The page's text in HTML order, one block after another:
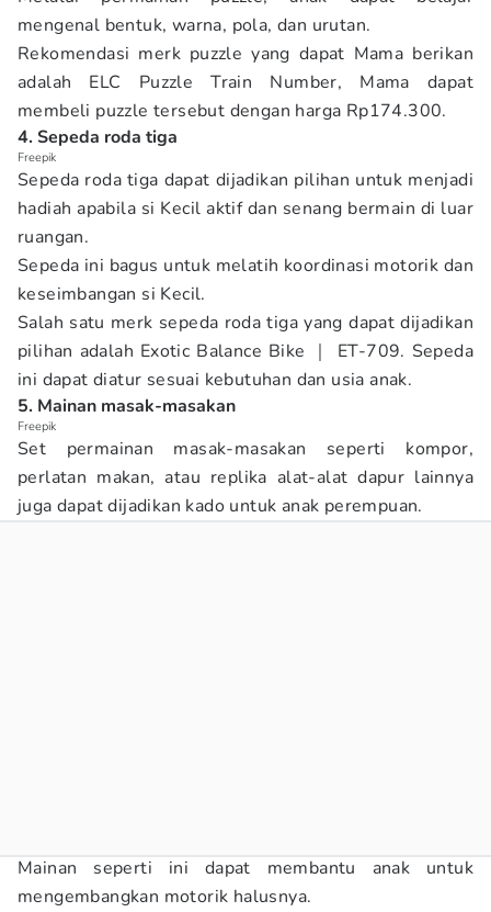
mengenal bentuk, warna, pola, dan urutan.
Rekomendasi merk puzzle yang dapat Mama berikan
adalah ELC Puzzle Train Number, Mama dapat
membeli puzzle tersebut dengan harga Rp174.300.
4. Sepeda roda tiga
Freepik
Sepeda roda tiga dapat dijadikan pilihan untuk menjadi
hadiah apabila si Kecil aktif dan senang bermain di luar
ruangan.
Sepeda ini bagus untuk melatih koordinasi motorik dan
keseimbangan si Kecil.
Salah satu merk sepeda roda tiga yang dapat dijadikan
pilihan adalah Exotic Balance Bike ｜ ET-709. Sepeda
ini dapat diatur sesuai kebutuhan dan usia anak.
5. Mainan masak-masakan
Freepik
Set permainan masak-masakan seperti kompor,
perlatan makan, atau replika alat-alat dapur lainnya
juga dapat dijadikan kado untuk anak perempuan.
Mainan seperti ini dapat membantu anak untuk
mengembangkan motorik halusnya.